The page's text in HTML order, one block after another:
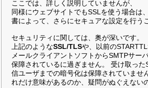
ここでは、詳しく説明していませんが、
同様にウェブサイトでもSSLを使う場合は
書によって、さらにセキュアな設定を行う
セキュリティに関しては、奥が深いです。
上記のようなSSL/TLSや、以前の
メールクライアントソフトからSMTPサー
保障されているに過ぎません。 受け取っ
信ユーザまでの暗号化は保障されていませ
れだけ意味があるのか、疑問がぬぐえない